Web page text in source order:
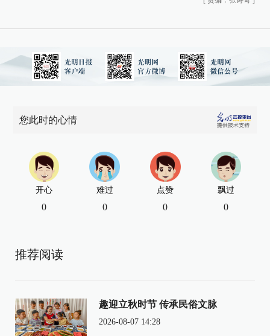
您此时的心情
开心
0
难过
0
点赞
0
飘过
0
推荐阅读
趣迎立秋时节 传承民俗文脉
2026-08-07 14:28